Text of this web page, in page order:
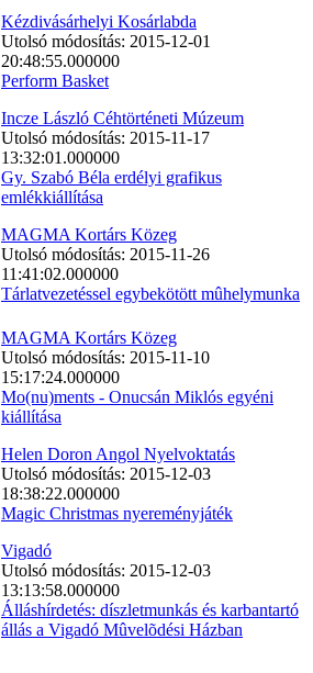
Kézdivásárhelyi Kosárlabda
Utolsó módosítás: 2015-12-01
20:48:55.000000
Perform Basket
Incze László Céhtörténeti Múzeum
Utolsó módosítás: 2015-11-17
13:32:01.000000
Gy. Szabó Béla erdélyi grafikus
emlékkiállítása
MAGMA Kortárs Közeg
Utolsó módosítás: 2015-11-26
11:41:02.000000
Tárlatvezetéssel egybekötött mûhelymunka
MAGMA Kortárs Közeg
Utolsó módosítás: 2015-11-10
15:17:24.000000
Mo(nu)ments - Onucsán Miklós egyéni
kiállítása
Helen Doron Angol Nyelvoktatás
Utolsó módosítás: 2015-12-03
18:38:22.000000
Magic Christmas nyereményjáték
Vigadó
Utolsó módosítás: 2015-12-03
13:13:58.000000
Álláshírdetés: díszletmunkás és karbantartó
állás a Vigadó Mûvelõdési Házban